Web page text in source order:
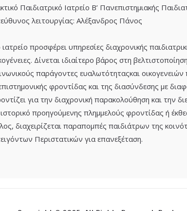
Παιδιατρικό Ιατρείο Β’ Πανεπιστημιακής
λειτουργίας: Αλέξανδρος Πάνος
προσφέρει υπηρεσίες διαχρονικής
Δίνεται ιδιαίτερο βάρος στη
παράγοντες ευαλωτότηταςκαι
φροντίδας και της διασύνδεσης με
για την διαχρονική παρακολούθηση και την
προηγούμενης πλημμελούς φροντίδας ή
διαχειρίζεται παραπομπές παιδιάτρων της
Περιστατικών για επανεξέταση.